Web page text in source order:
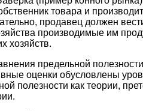
товара и
продавец должен
производимые им
хозяйств.
предельной
оценки обусловлены
полезности как теории,